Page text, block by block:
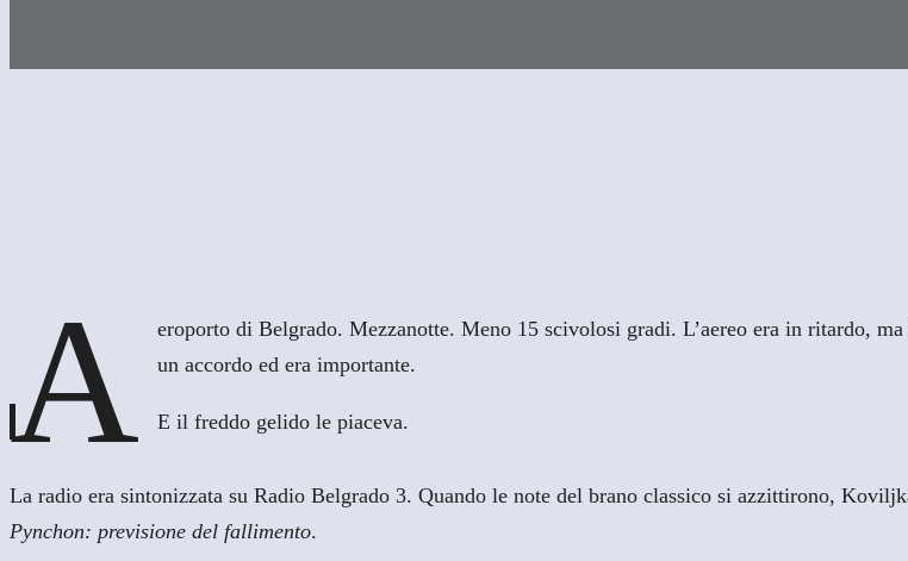
A
eroporto di Belgrado. Mezzanotte. Meno 15 scivolosi gradi. L’aereo era in ritardo,
un accordo ed era importante.
E il freddo gelido le piaceva.
La radio era sintonizzata su Radio Belgrado 3. Quando le note del brano classico si azzittirono,
Pynchon: previsione del fallimento.